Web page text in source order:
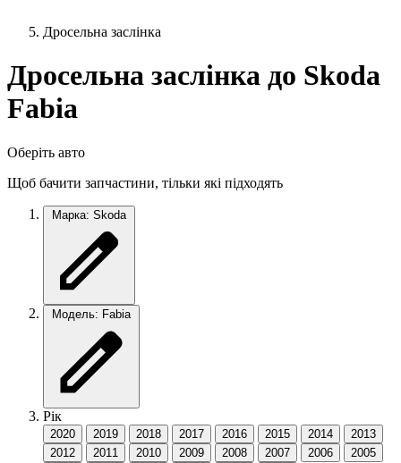
Дросельна заслінка
Дросельна заслінка до Skoda
Fabia
Оберіть авто
Щоб бачити запчастини, тільки які підходять
Марка: Skoda
Модель: Fabia
Рік
2020 2019 2018 2017 2016 2015 2014
2013
2012
2011 2010 2009 2008 2007 2006
2005